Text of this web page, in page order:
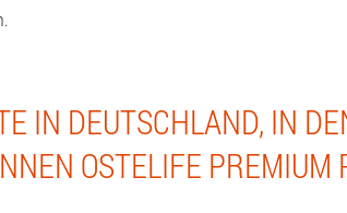
IN DEUTSCHLAND, IN
OSTELIFE PREMIUM